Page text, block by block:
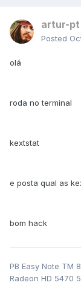
artur-pt
Posted
olá
roda no terminal
kextstat
e posta qual as
bom hack
PB Easy Note TM
Radeon HD 5470